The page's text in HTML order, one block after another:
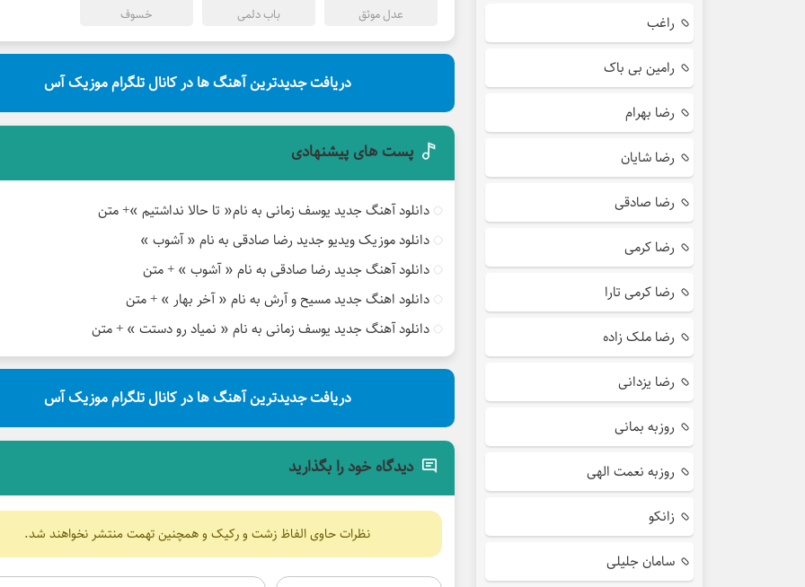
عدل موثق
باب دلمی
خسوف
دریافت جدیدترین آهنگ ها در کانال تلگرام موزیک آس
پست های پیشنهادی
دانلود آهنگ جدید یوسف زمانی به نام« تا حالا نداشتیم »+ متن
دانلود موزیک ویدیو جدید رضا صادقی به نام « آشوب »
دانلود آهنگ جدید رضا صادقی به نام « آشوب » + متن
دانلود اهنگ جدید مسیح و آرش به نام « آخر بهار » + متن
دانلود آهنگ جدید یوسف زمانی به نام « نمیاد رو دستت » + متن
دریافت جدیدترین آهنگ ها در کانال تلگرام موزیک آس
دیدگاه خود را بگذارید
نظرات حاوی الفاظ زشت و رکیک و همچنین تهمت منتشر نخواهند شد.
راغب
رامین بی باک
رضا بهرام
رضا شایان
رضا صادقی
رضا کرمی
رضا کرمی تارا
رضا ملک زاده
رضا یزدانی
روزبه بمانی
روزبه نعمت الهی
زانکو
سامان جلیلی